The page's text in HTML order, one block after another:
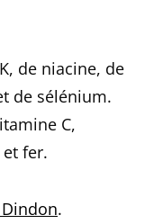
de niacine, de
de sélénium.
C,
fer.
.